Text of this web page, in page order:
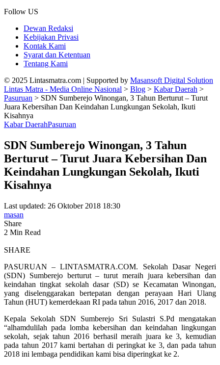
Follow US
Dewan Redaksi
Kebijakan Privasi
Kontak Kami
Syarat dan Ketentuan
Tentang Kami
© 2025 Lintasmatra.com | Supported by Masansoft Digital Solution
Lintas Matra - Media Online Nasional > Blog > Kabar Daerah >
Pasuruan > SDN Sumberejo Winongan, 3 Tahun Berturut – Turut
Juara Kebersihan Dan Keindahan Lungkungan Sekolah, Ikuti
Kisahnya
Kabar DaerahPasuruan
SDN Sumberejo Winongan, 3 Tahun
Berturut – Turut Juara Kebersihan Dan
Keindahan Lungkungan Sekolah, Ikuti
Kisahnya
Last updated: 26 Oktober 2018 18:30
masan
Share
2 Min Read
SHARE
PASURUAN – LINTASMATRA.COM. Sekolah Dasar Negeri
(SDN) Sumberejo berturut – turut meraih juara kebersihan dan
keindahan tingkat sekolah dasar (SD) se Kecamatan Winongan,
yang diselenggarakan bertepatan dengan perayaan Hari Ulang
Tahun (HUT) kemerdekaan RI pada tahun 2016, 2017 dan 2018.
Kepala Sekolah SDN Sumberejo Sri Sulastri S.Pd mengatakan
“alhamdulilah pada lomba kebersihan dan keindahan lingkungan
sekolah, sejak tahun 2016 berhasil meraih juara ke 3, kemudian
pada tahun 2017 kami bertahan di peringkat ke 3, dan pada tahun
2018 ini lembaga pendidikan kami bisa diperingkat ke 2.